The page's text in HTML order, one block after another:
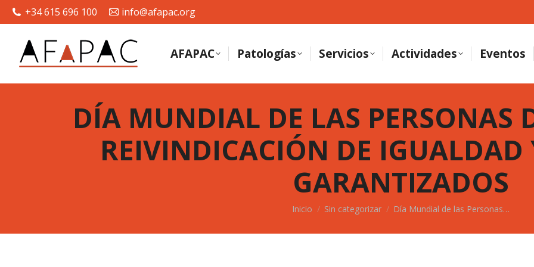
+34 615 696 100 info@afapac.org
AFAPAC Patologías Servicios Actividades Eventos
DÍA MUNDIAL DE LAS PERSONAS
REIVINDICACIÓN DE IGUALDAD
GARANTIZADOS
Estás aquí:
Inicio Sin categorizar Día Mundial de las Personas…